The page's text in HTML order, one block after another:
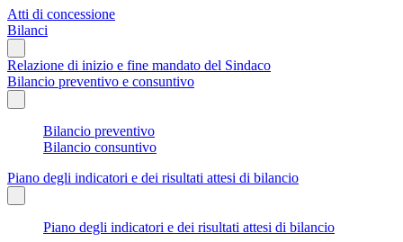
Atti di concessione
Bilanci
Relazione di inizio e fine mandato del Sindaco
Bilancio preventivo e consuntivo
Bilancio preventivo
Bilancio consuntivo
Piano degli indicatori e dei risultati attesi di bilancio
Piano degli indicatori e dei risultati attesi di bilancio